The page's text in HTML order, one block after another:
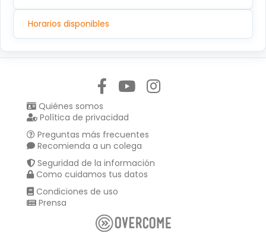
Horarios disponibles
Quiénes somos
Política de privacidad
Preguntas más frecuentes
Recomienda a un colega
Seguridad de la información
Como cuidamos tus datos
Condiciones de uso
Prensa